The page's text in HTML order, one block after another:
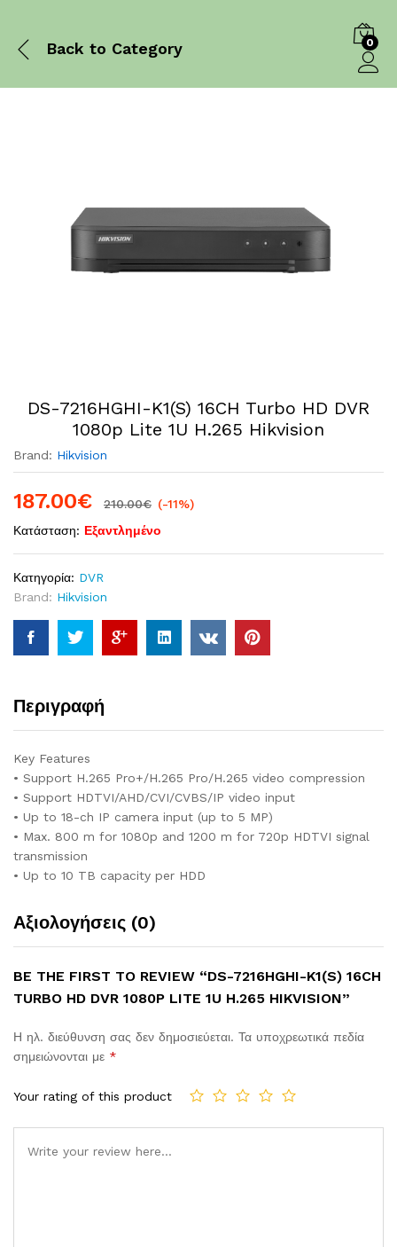
Back to Category 0
DS-7216HGHI-K1(S) 16CH Turbo HD DVR
1080p Lite 1U H.265 Hikvision
Brand: Hikvision
187.00€ 210.00€ (-11%)
Κατάσταση: Εξαντλημένο
Κατηγορία: DVR
Brand: Hikvision
Περιγραφή
Key Features
• Support H.265 Pro+/H.265 Pro/H.265 video compression
• Support HDTVI/AHD/CVI/CVBS/IP video input
• Up to 18-ch IP camera input (up to 5 MP)
• Max. 800 m for 1080p and 1200 m for 720p HDTVI signal
transmission
• Up to 10 TB capacity per HDD
Αξιολογήσεις (0)
BE THE FIRST TO REVIEW “DS-7216HGHI-K1(S) 16CH
TURBO HD DVR 1080P LITE 1U H.265 HIKVISION”
Η ηλ. διεύθυνση σας δεν δημοσιεύεται. Τα υποχρεωτικά πεδία
σημειώνονται με *
Your rating of this product